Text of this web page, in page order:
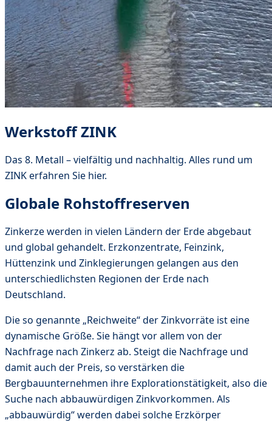
Werkstoff ZINK
Das 8. Metall – vielfältig und nachhaltig. Alles rund um
ZINK erfahren Sie hier.
Globale Rohstoffreserven
Zinkerze werden in vielen Ländern der Erde abgebaut
und global gehandelt. Erzkonzentrate, Feinzink,
Hüttenzink und Zinklegierungen gelangen aus den
unterschiedlichsten Regionen der Erde nach
Deutschland.
Die so genannte „Reichweite“ der Zinkvorräte ist eine
dynamische Größe. Sie hängt vor allem von der
Nachfrage nach Zinkerz ab. Steigt die Nachfrage und
damit auch der Preis, so verstärken die
Bergbauunternehmen ihre Explorationstätigkeit, also die
Suche nach abbauwürdigen Zinkvorkommen. Als
„abbauwürdig“ werden dabei solche Erzkörper